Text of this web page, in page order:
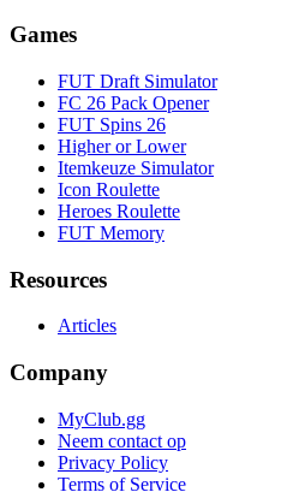
Games
FUT Draft Simulator
FC 26 Pack Opener
FUT Spins 26
Higher or Lower
Itemkeuze Simulator
Icon Roulette
Heroes Roulette
FUT Memory
Resources
Articles
Company
MyClub.gg
Neem contact op
Privacy Policy
Terms of Service